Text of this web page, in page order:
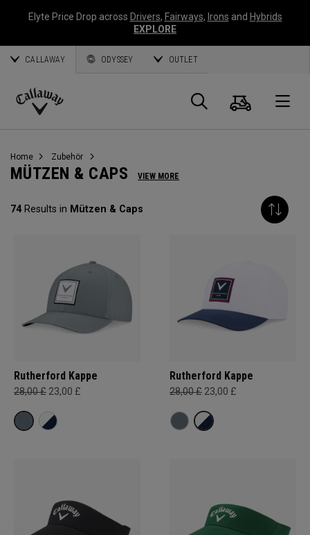
Elyte Price Drop across Drivers, Fairways, Irons and Hybrids
EXPLORE
CALLAWAY ODYSSEY OUTLET
Callaway
Suche
Home Zubehör
MÜTZEN & CAPS VIEW MORE
74Results in Mützen & Caps
Rutherford Kappe
28,00 £ 23,00 £
Rutherford Kappe
28,00 £ 23,00 £